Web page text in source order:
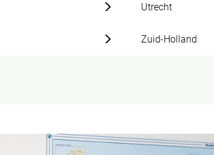
Utrecht
Zuid-Holland